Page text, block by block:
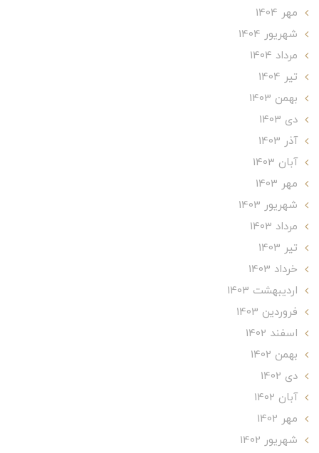
مهر 1404
شهریور 1404
مرداد 1404
تير 1404
بهمن 1403
دی 1403
آذر 1403
آبان 1403
مهر 1403
شهریور 1403
مرداد 1403
تير 1403
خرداد 1403
ارديبهشت 1403
فروردین 1403
اسفند 1402
بهمن 1402
دی 1402
آبان 1402
مهر 1402
شهریور 1402